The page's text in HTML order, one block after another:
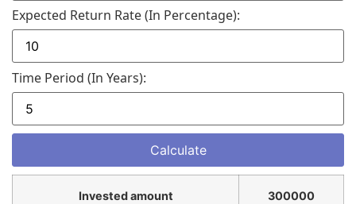
Expected Return Rate (in Percentage):
Time Period (in Years):
Invested amount 300000